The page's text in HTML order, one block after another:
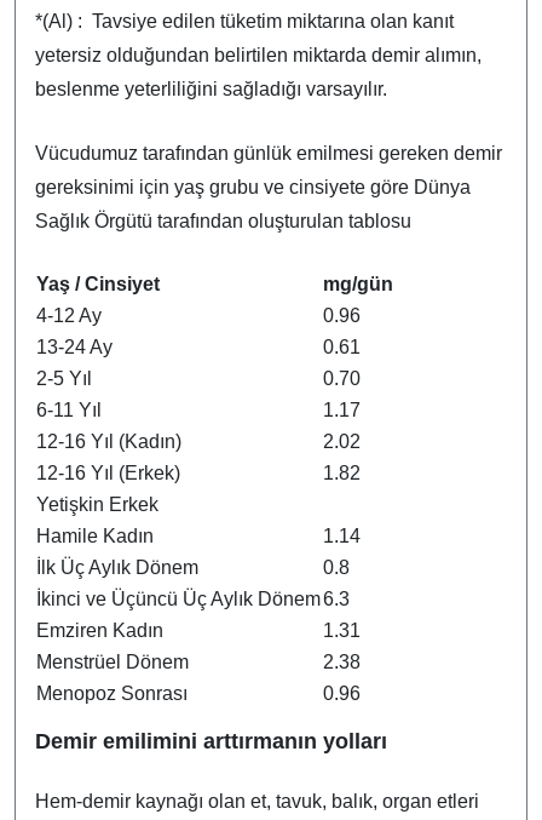
*(Al) : Tavsiye edilen tüketim miktarına olan kanıt
yetersiz olduğundan belirtilen miktarda demir alımın,
beslenme yeterliliğini sağladığı varsayılır.
Vücudumuz tarafından günlük emilmesi gereken demir
gereksinimi için yaş grubu ve cinsiyete göre Dünya
Sağlık Örgütü tarafından oluşturulan tablosu
Yaş / Cinsiyet
mg/gün
4-12 Ay
0.96
13-24 Ay
0.61
2-5 Yıl
0.70
6-11 Yıl
1.17
12-16 Yıl (Kadın)
2.02
12-16 Yıl (Erkek)
1.82
Yetişkin Erkek
Hamile Kadın
1.14
İlk Üç Aylık Dönem
0.8
İkinci ve Üçüncü Üç Aylık Dönem6.3
Emziren Kadın
1.31
Menstrüel Dönem
2.38
Menopoz Sonrası
0.96
Demir emilimini arttırmanın yolları
Hem-demir kaynağı olan et, tavuk, balık, organ etleri